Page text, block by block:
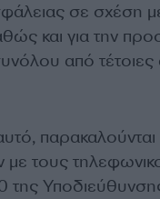
σε σχέση
και για την
από τέτοιες
παρακαλούνται
με τους